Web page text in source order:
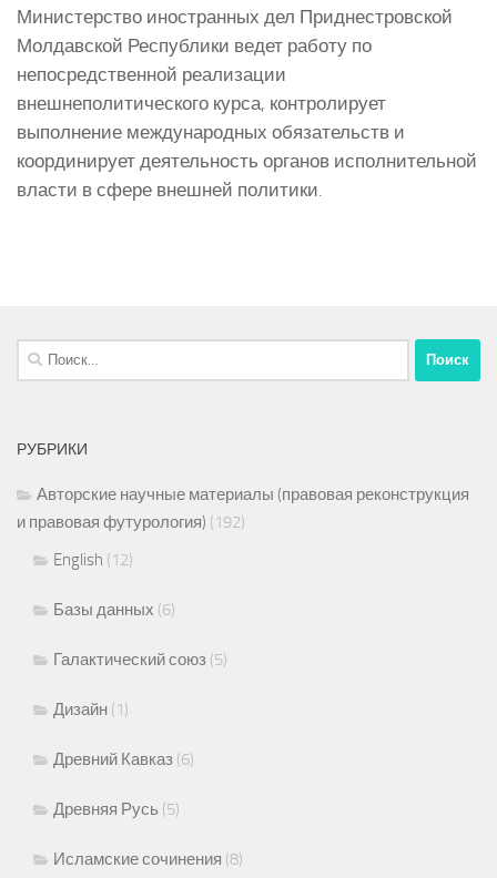
Министерство иностранных дел Приднестровской
Молдавской Республики ведет работу по
непосредственной реализации
внешнеполитического курса, контролирует
выполнение международных обязательств и
координирует деятельность органов исполнительной
власти в сфере внешней политики.
Найти:
РУБРИКИ
Авторские научные материалы (правовая реконструкция
и правовая футурология) (192)
English (12)
Базы данных (6)
Галактический союз (5)
Дизайн (1)
Древний Кавказ (6)
Древняя Русь (5)
Исламские сочинения (8)